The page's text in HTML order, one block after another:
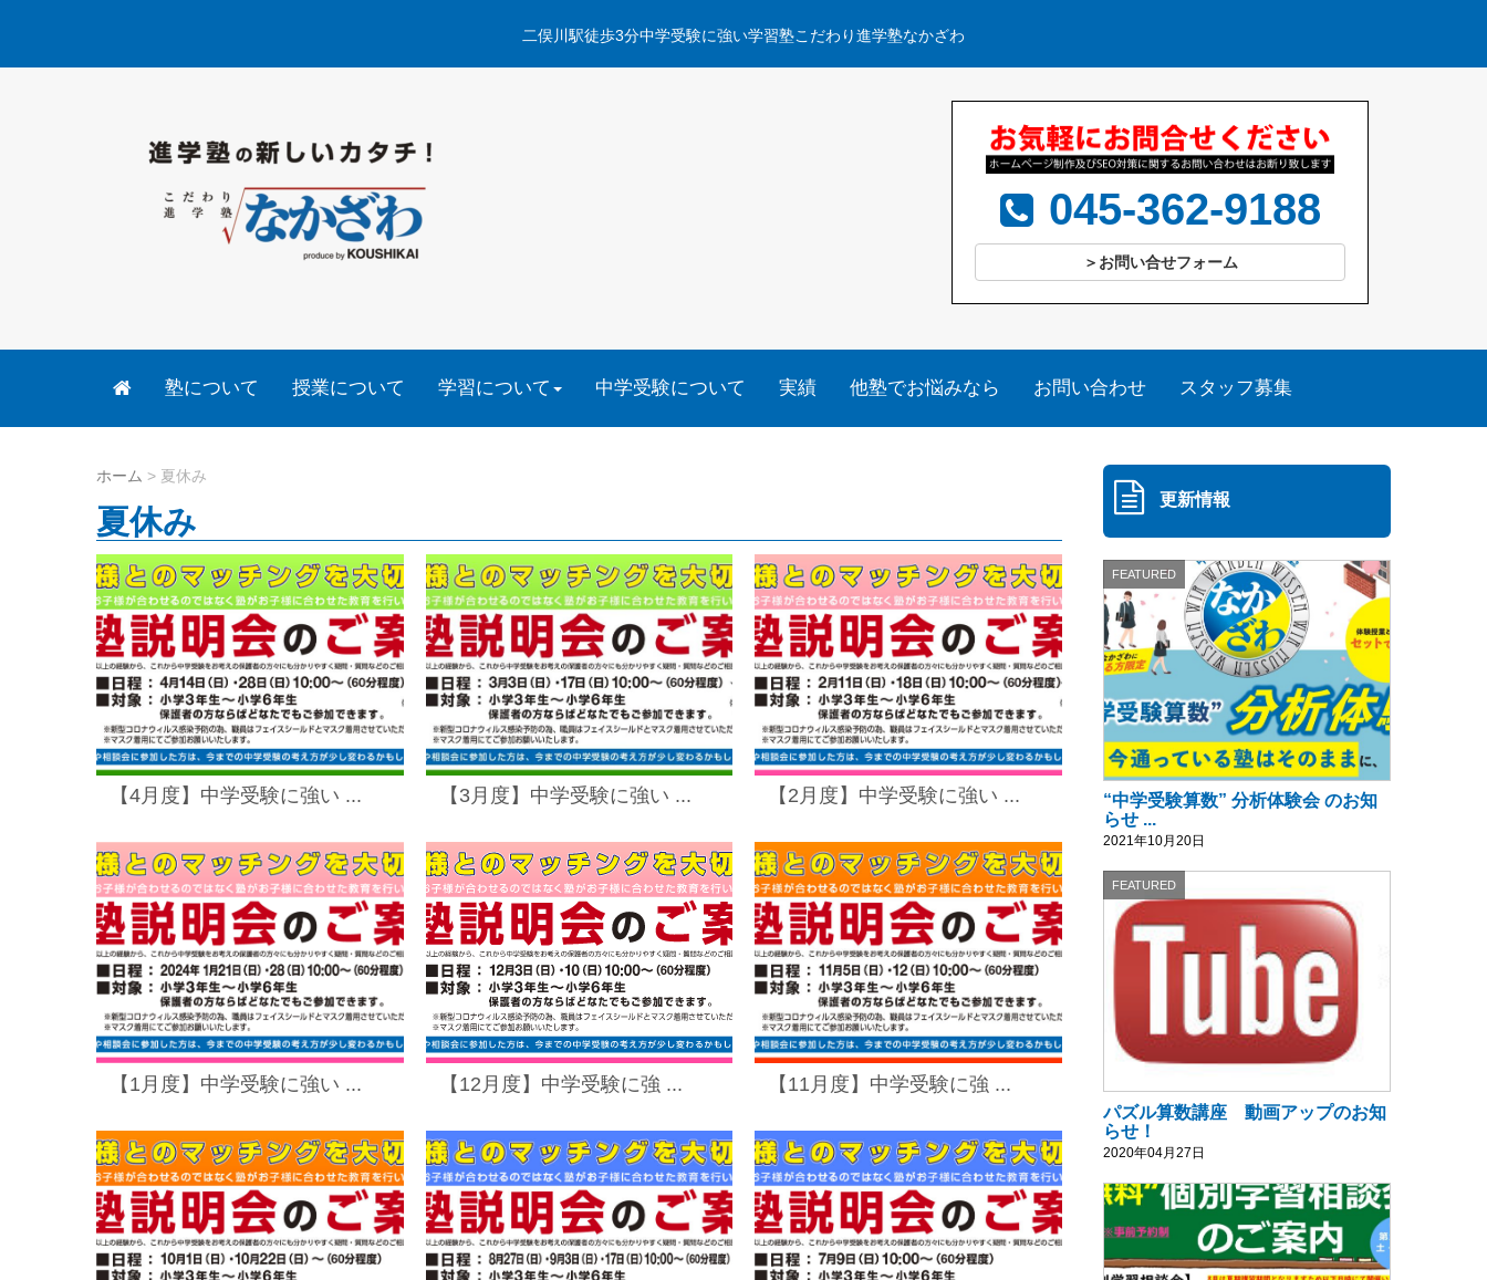
二俣川駅徒歩3分中学受験に強い学習塾こだわり進学塾なかざわ
045-362-9188
＞お問い合せフォーム
塾について 授業について 学習について 中学受験について 実績 他塾でお悩みなら お問い合わせ スタッフ募集
ホーム > 夏休み
夏休み
【4月度】中学受験に強い ... 【3月度】中学受験に強い ... 【2月度】中学受験に強い ...
【1月度】中学受験に強い ... 【12月度】中学受験に強 ... 【11月度】中学受験に強 ...
更新情報
FEATURED
“中学受験算数” 分析体験会 のお知
らせ ...
2021年10月20日
FEATURED
パズル算数講座 動画アップのお知
らせ！
2020年04月27日